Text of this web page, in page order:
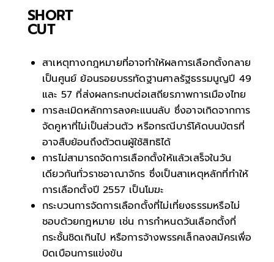
SHORT
CUT
สาเหตุทางกฎหมายที่อาจทำให้ผลการเลือกตั้งกลาย
เป็นศูนย์ ย้อนรอยบรรทัดฐานศาลรัฐธรรมนูญปี 49
และ 57 ที่ส่งผลกระทบต่อเสถียรภาพการเมืองไทย
การละเมิดหลักการลงคะแนนลับ ซึ่งอาจเกิดจากการ
จัดคูหาที่ไม่เป็นส่วนตัว หรือกรณีบาร์โค้ดบนบัตรที่
อาจสืบย้อนถึงตัวตนผู้ใช้สิทธิได้
การไม่สามารถจัดการเลือกตั้งให้แล้วเสร็จในวัน
เดียวกันทั่วราชอาณาจักร ซึ่งเป็นสาเหตุหลักที่ทำให้
การเลือกตั้งปี 2557 เป็นโมฆะ
กระบวนการจัดการเลือกตั้งที่ไม่เที่ยงธรรมหรือไม่
ชอบด้วยกฎหมาย เช่น การกำหนดวันเลือกตั้งที่
กระชั้นชิดเกินไป หรือการจ้างพรรคเล็กลงสมัครเพื่อ
บิดเบือนการแข่งขัน